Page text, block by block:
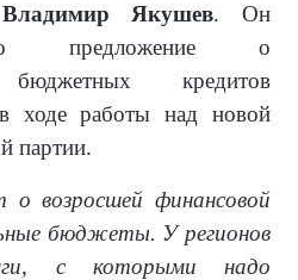
Владимир Якушев. Он
предложение о
бюджетных кредитов
ходе работы над новой
партии.
о возросшей финансовой
бюджеты. У регионов
с которыми надо